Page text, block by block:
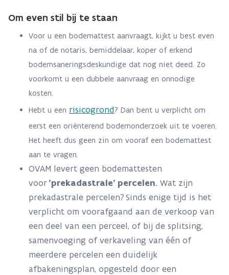
Om even stil bij te staan
Voor u een bodemattest aanvraagt, kijkt u best even
na of de notaris, bemiddelaar, koper of erkend
bodemsaneringsdeskundige dat nog niet deed. Zo
voorkomt u een dubbele aanvraag en onnodige
kosten.
Hebt u een risicogrond? Dan bent u verplicht om
eerst een oriënterend bodemonderzoek uit te voeren.
Het heeft dus geen zin om vooraf een bodemattest
aan te vragen.
OVAM levert geen bodemattesten
voor’prekadastrale’ percelen. Wat zijn
prekadastrale percelen?Sinds enige tijd is het
verplicht om voorafgaand aan de verkoop van
een deel van een perceel, of bij de splitsing,
samenvoeging of verkaveling van één of
meerdere percelen een duidelijk
afbakeningsplan, opgesteld door een